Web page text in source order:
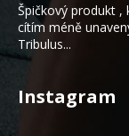
Špičkový produkt ,
cítím méně
Tribulus...
Instagram